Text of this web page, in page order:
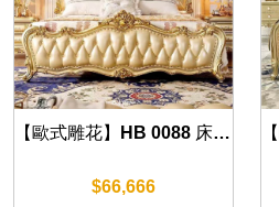
【歐式雕花】HB 0088 床組(華麗金)
$66,666